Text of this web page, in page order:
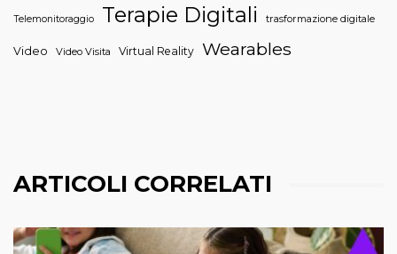
Telemonitoraggio Terapie Digitali trasformazione digitale
Video Video Visita Virtual Reality Wearables
ARTICOLI CORRELATI